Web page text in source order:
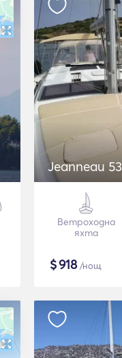
Jeanneau 53
Ветроходна
яхта
$918/нощ